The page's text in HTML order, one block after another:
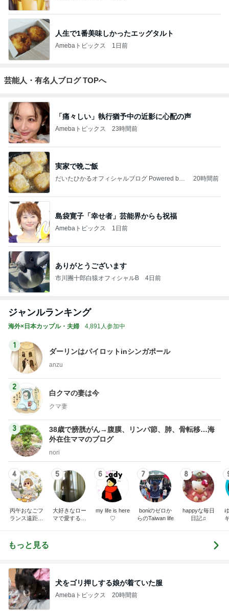
人生で1番美味しかったエッグタルト
Amebaトピックス 1日前
芸能人・有名人ブログ TOPへ
「痛々しい」執行猶予中の近影に心配の声
Amebaトピックス 23時間前
実家で晩ご飯
だいたひかるオフィシャルブログ Powered by
20時間前
島袋寛子「幸せ者」芸能界からも祝福
Amebaトピックス 1日前
ありがとうございます
市川團十郎白猿オフィシャルB 4日前
ジャンルランキング
海外×日本カップル・夫婦 4,891人参加中
1
ダーリンはパイロットinシンガポール
anzu
2
白クマの妻は今
クマ妻
3
38歳で膀胱がん→腹膜、リンパ節、肺、骨転移…海
外在住ママのブログ
nori
4
丙午おなごフ
ランス遠距離
5
大好きなロー
マで愛するイ
6
my life is here
♡
7
boniのゼロか
らのTaiwan life
8
happyな毎日
日記♫
もっと見る
犬をゴリ押しする娘が着ていた服
Amebaトピックス 20時間前